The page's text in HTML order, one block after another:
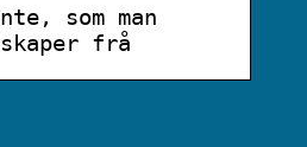
som man
frå